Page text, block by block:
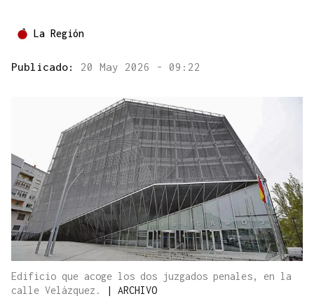
La Región
Publicado: 20 May 2026 - 09:22
Edificio que acoge los dos juzgados penales, en la
calle Velázquez.
| ARCHIVO